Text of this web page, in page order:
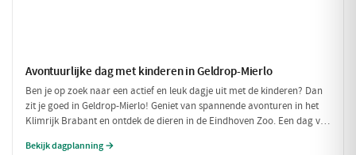
Avontuurlijke dag met kinderen in Geldrop-Mierlo
Ben je op zoek naar een actief en leuk dagje uit met de kinderen? Dan
zit je goed in Geldrop-Mierlo! Geniet van spannende avonturen in het
Klimrijk Brabant en ontdek de dieren in de Eindhoven Zoo. Een dag vol
Bekijk dagplanning →